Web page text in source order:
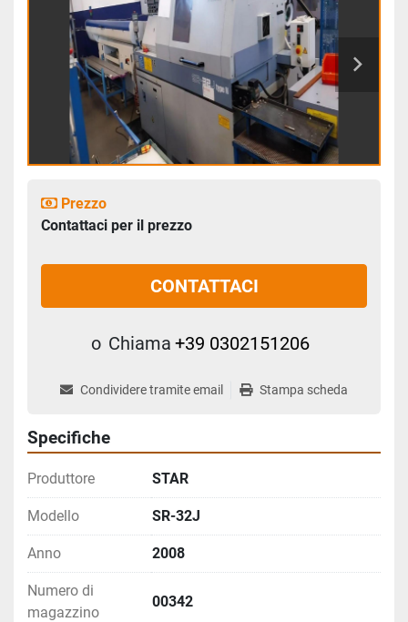
Prezzo
Contattaci per il prezzo
CONTATTACI
o Chiama +39 0302151206
Condividere tramite email Stampa scheda
Specifiche
Produttore STAR
Modello SR-32J
Anno 2008
Numero di
magazzino
00342